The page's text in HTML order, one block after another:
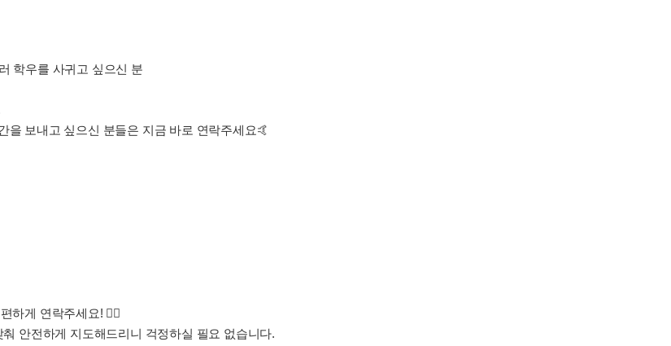
학우를 사귀고 싶으신 분
을 보내고 싶으신 분들은 지금 바로 연락주세요🤙
하게 연락주세요! 🙋‍♀️
안전하게 지도해드리니 걱정하실 필요 없습니다.